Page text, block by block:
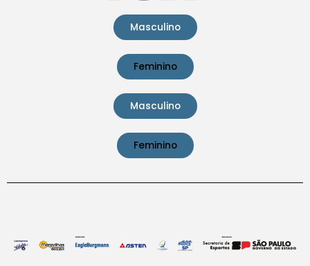
Masculino
Feminino
Masculino
Feminino